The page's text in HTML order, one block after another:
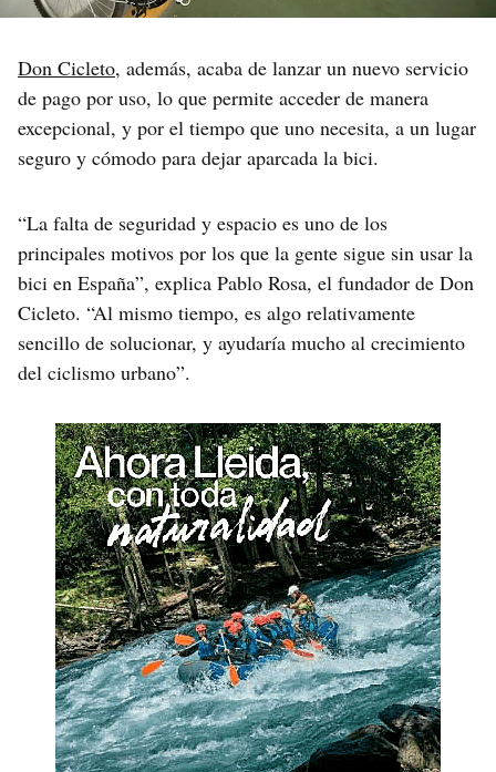
Don Cicleto, además, acaba de lanzar un nuevo servicio
de pago por uso, lo que permite acceder de manera
excepcional, y por el tiempo que uno necesita, a un lugar
seguro y cómodo para dejar aparcada la bici.
“La falta de seguridad y espacio es uno de los
principales motivos por los que la gente sigue sin usar la
bici en España”, explica Pablo Rosa, el fundador de Don
Cicleto. “Al mismo tiempo, es algo relativamente
sencillo de solucionar, y ayudaría mucho al crecimiento
del ciclismo urbano”.